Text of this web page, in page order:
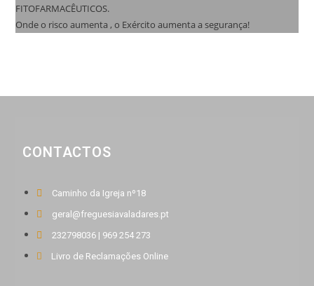
FITOFARMACÊUTICOS.
Onde o risco aumenta , o Exército aumenta a segurança!
CONTACTOS
Caminho da Igreja nº18
geral@freguesiavaladares.pt
232798036 | 969 254 273
Livro de Reclamações Online